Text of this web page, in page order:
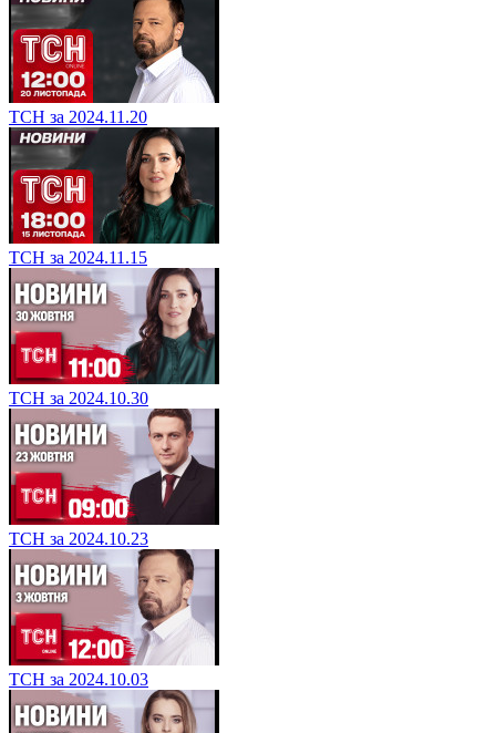
ТСН за 2024.11.20
ТСН за 2024.11.15
ТСН за 2024.10.30
ТСН за 2024.10.23
ТСН за 2024.10.03